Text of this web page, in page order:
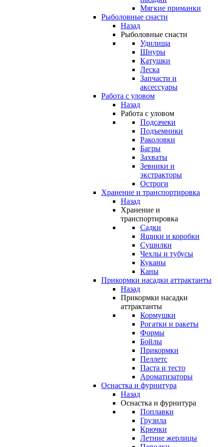
Мягкие приманки
Рыболовные снасти
Назад
Рыболовные снасти
Удилища
Шнуры
Катушки
Леска
Запчасти и
аксессуары
Работа с уловом
Назад
Работа с уловом
Подсачеки
Подъемники
Раколовки
Багры
Захваты
Зевники и
экстракторы
Остроги
Хранение и транспортировка
Назад
Хранение и
транспортировка
Садки
Ящики и коробки
Сушилки
Чехлы и тубусы
Куканы
Каны
Прикормки насадки аттрактанты
Назад
Прикормки насадки
аттрактанты
Кормушки
Рогатки и ракеты
Формы
Бойлы
Прикормки
Пеллетс
Паста и тесто
Ароматизаторы
Оснастка и фурнитура
Назад
Оснастка и фурнитура
Поплавки
Грузила
Крючки
Летние жерлицы